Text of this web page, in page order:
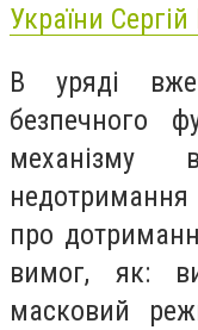
України
В уряді вже
безпечного
про
вимог, як:
масковий